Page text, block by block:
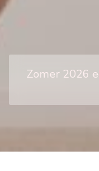
Zomer 2026